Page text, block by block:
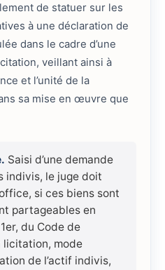
de statuer sur les
à une déclaration de
dans le cadre d’une
veillant ainsi à
et l’unité de la
sa mise en œuvre que
Saisi d’une demande
indivis, le juge doit
si ces biens sont
partageables en
du Code de
licitation, mode
de l’actif indivis,